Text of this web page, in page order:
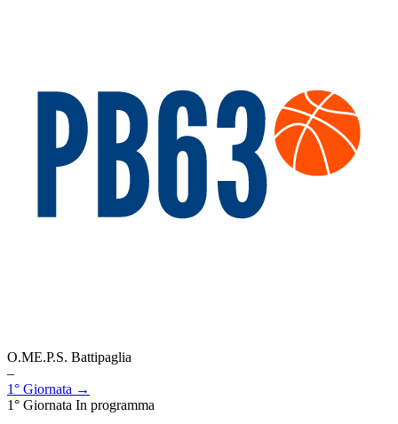
O.ME.P.S. Battipaglia
–
1° Giornata →
1° Giornata In programma